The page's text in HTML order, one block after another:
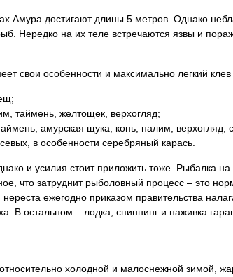
Амура достигают длины 5 метров. Однако
Нередко на их теле встречаются язвы и
свои особенности и максимально легкий
таймень, желтощек, верхогляд;
амурская щука, конь, налим, верхогляд,
в особенности серебряный карась.
и усилия стоит приложить тоже. Рыбалка
что затруднит рыболовный процесс – это
ежегодно приказом правительства
В остальном – лодка, спиннинг и наживка
холодной и малоснежной зимой,